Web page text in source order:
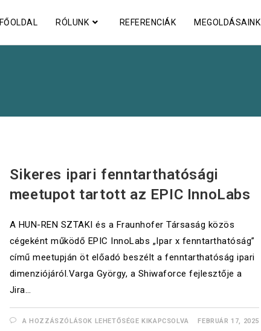
FŐOLDAL RÓLUNK REFERENCIÁK MEGOLDÁSAINK
Sikeres ipari fenntarthatósági
meetupot tartott az EPIC InnoLabs
A HUN-REN SZTAKI és a Fraunhofer Társaság közös
cégeként működő EPIC InnoLabs „Ipar x fenntarthatóság”
című meetupján öt előadó beszélt a fenntarthatóság ipari
dimenziójáról.Varga György, a Shiwaforce fejlesztője a
Jira…
A HOZZÁSZÓLÁSOK LEHETŐSÉGE KIKAPCSOLVA FEBRUÁR 17, 2025